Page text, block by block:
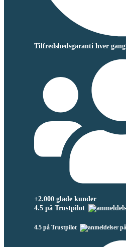
Tilfredshedsgaranti hver gang
+2.000 glade kunder
4.5 på Trustpilot
4.5 på Trustpilot